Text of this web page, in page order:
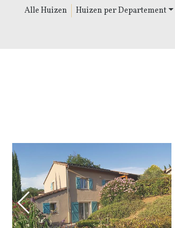
Alle Huizen Huizen per Departement
Vorige Slide